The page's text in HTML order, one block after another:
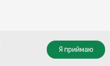
Allow cookies
Я приймаю